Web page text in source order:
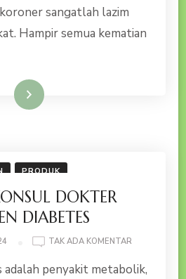
sangatlah lazim
Hampir semua kematian
PRODUK
DOKTER
DIABETES
TAK ADA KOMENTAR
KONSUL
penyakit metabolik,